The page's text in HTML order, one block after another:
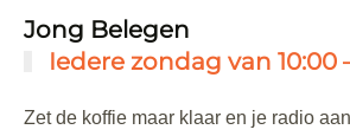
Jong Belegen
Iedere zondag van 10:00
Zet de koffie maar klaar en je radio